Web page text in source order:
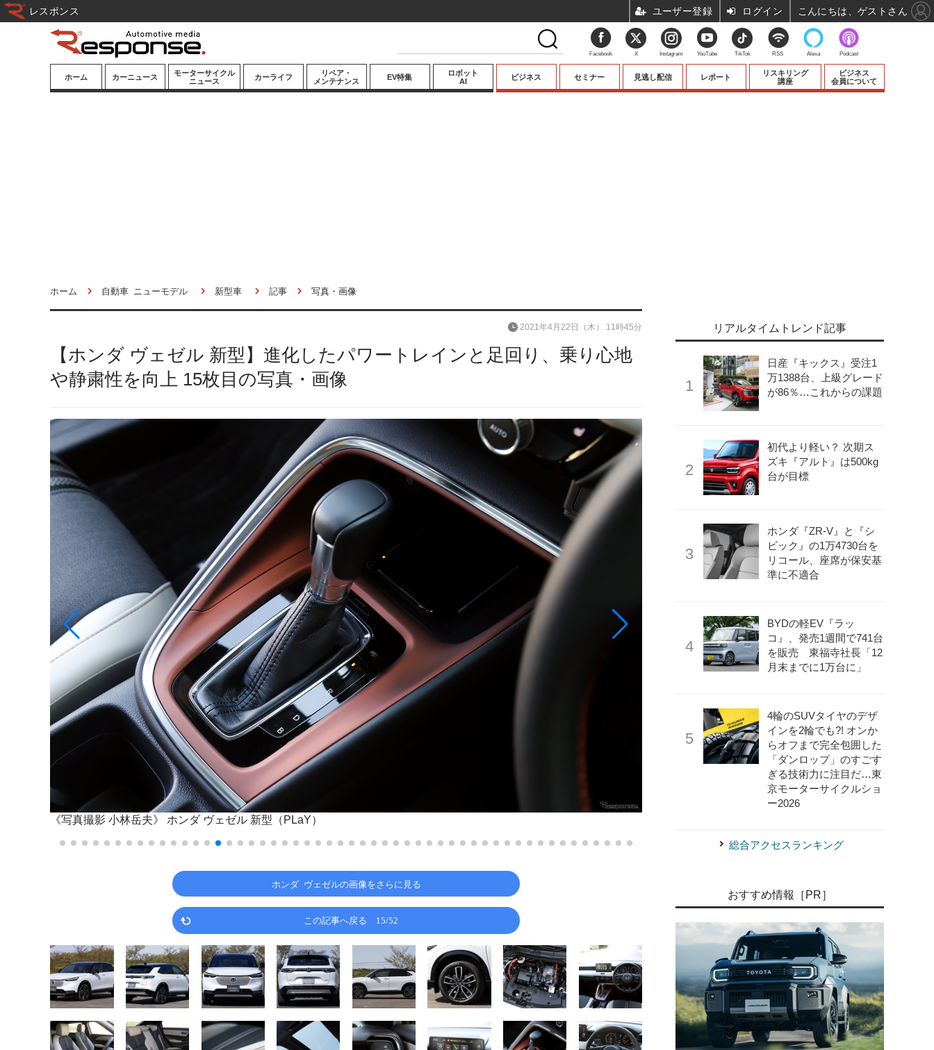
ホーム カーニュース
モーターサイクル
ニュース
カーライフ
リペア・
メンテナンス
EV特集
ロボット
AI
ビジネス セミナー 見逃し配信 レポート
リスキリング
講座
ビジネス
会員について
ホーム 自動車 ニューモデル 新型車 記事 写真・画像
【ホンダ ヴェゼル 新型】進化したパワートレインと足回り、乗り心地
や静粛性を向上 15枚目の写真・画像
2021年4月22日（木） 11時45分
《写真撮影 小林岳夫》 ホンダ ヴェゼル 新型（PLaY）
ホンダ ヴェゼルの画像をさらに見る
この記事へ戻る 15/52
リアルタイムトレンド記事
日産『キックス』受注1
万1388台、上級グレード
が86％…これからの課題
初代より軽い？ 次期ス
ズキ『アルト』は500kg
台が目標
ホンダ『ZR-V』と『シ
ビック』の1万4730台を
リコール、座席が保安基
準に不適合
BYDの軽EV『ラッ
コ』、発売1週間で741台
を販売 東福寺社長「12
月末までに1万台に」
4輪のSUVタイヤのデザ
インを2輪でも?! オンか
らオフまで完全包囲した
「ダンロップ」のすごす
ぎる技術力に注目だ…東
京モーターサイクルショ
ー2026
総合アクセスランキング
おすすめ情報［PR］
Facebook X Instagram YouTube TikTok RSS Alexa Podcast
レスポンス ユーザー登録 ログイン こんにちは、ゲストさん